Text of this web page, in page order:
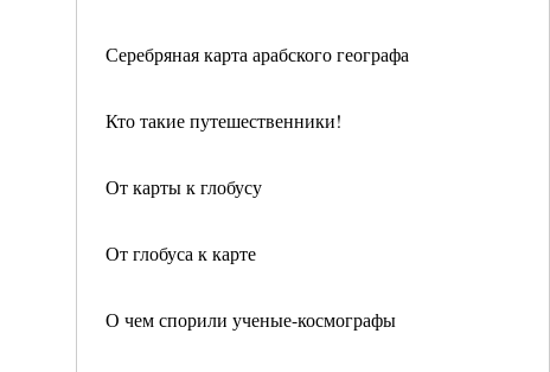
Серебряная карта арабского географа
Кто такие путешественники!
От карты к глобусу
От глобуса к карте
О чем спорили ученые-космографы